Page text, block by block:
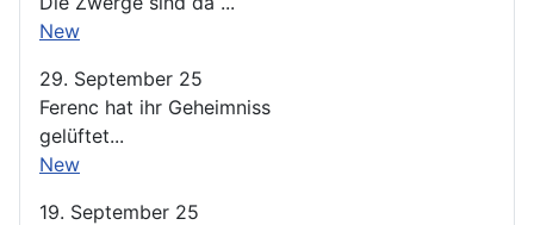
New
29. September 25
Ferenc hat ihr Geheimniss
gelüftet...
New
19. September 25